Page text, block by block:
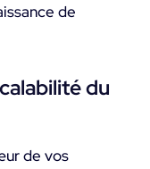
de
du
de vos